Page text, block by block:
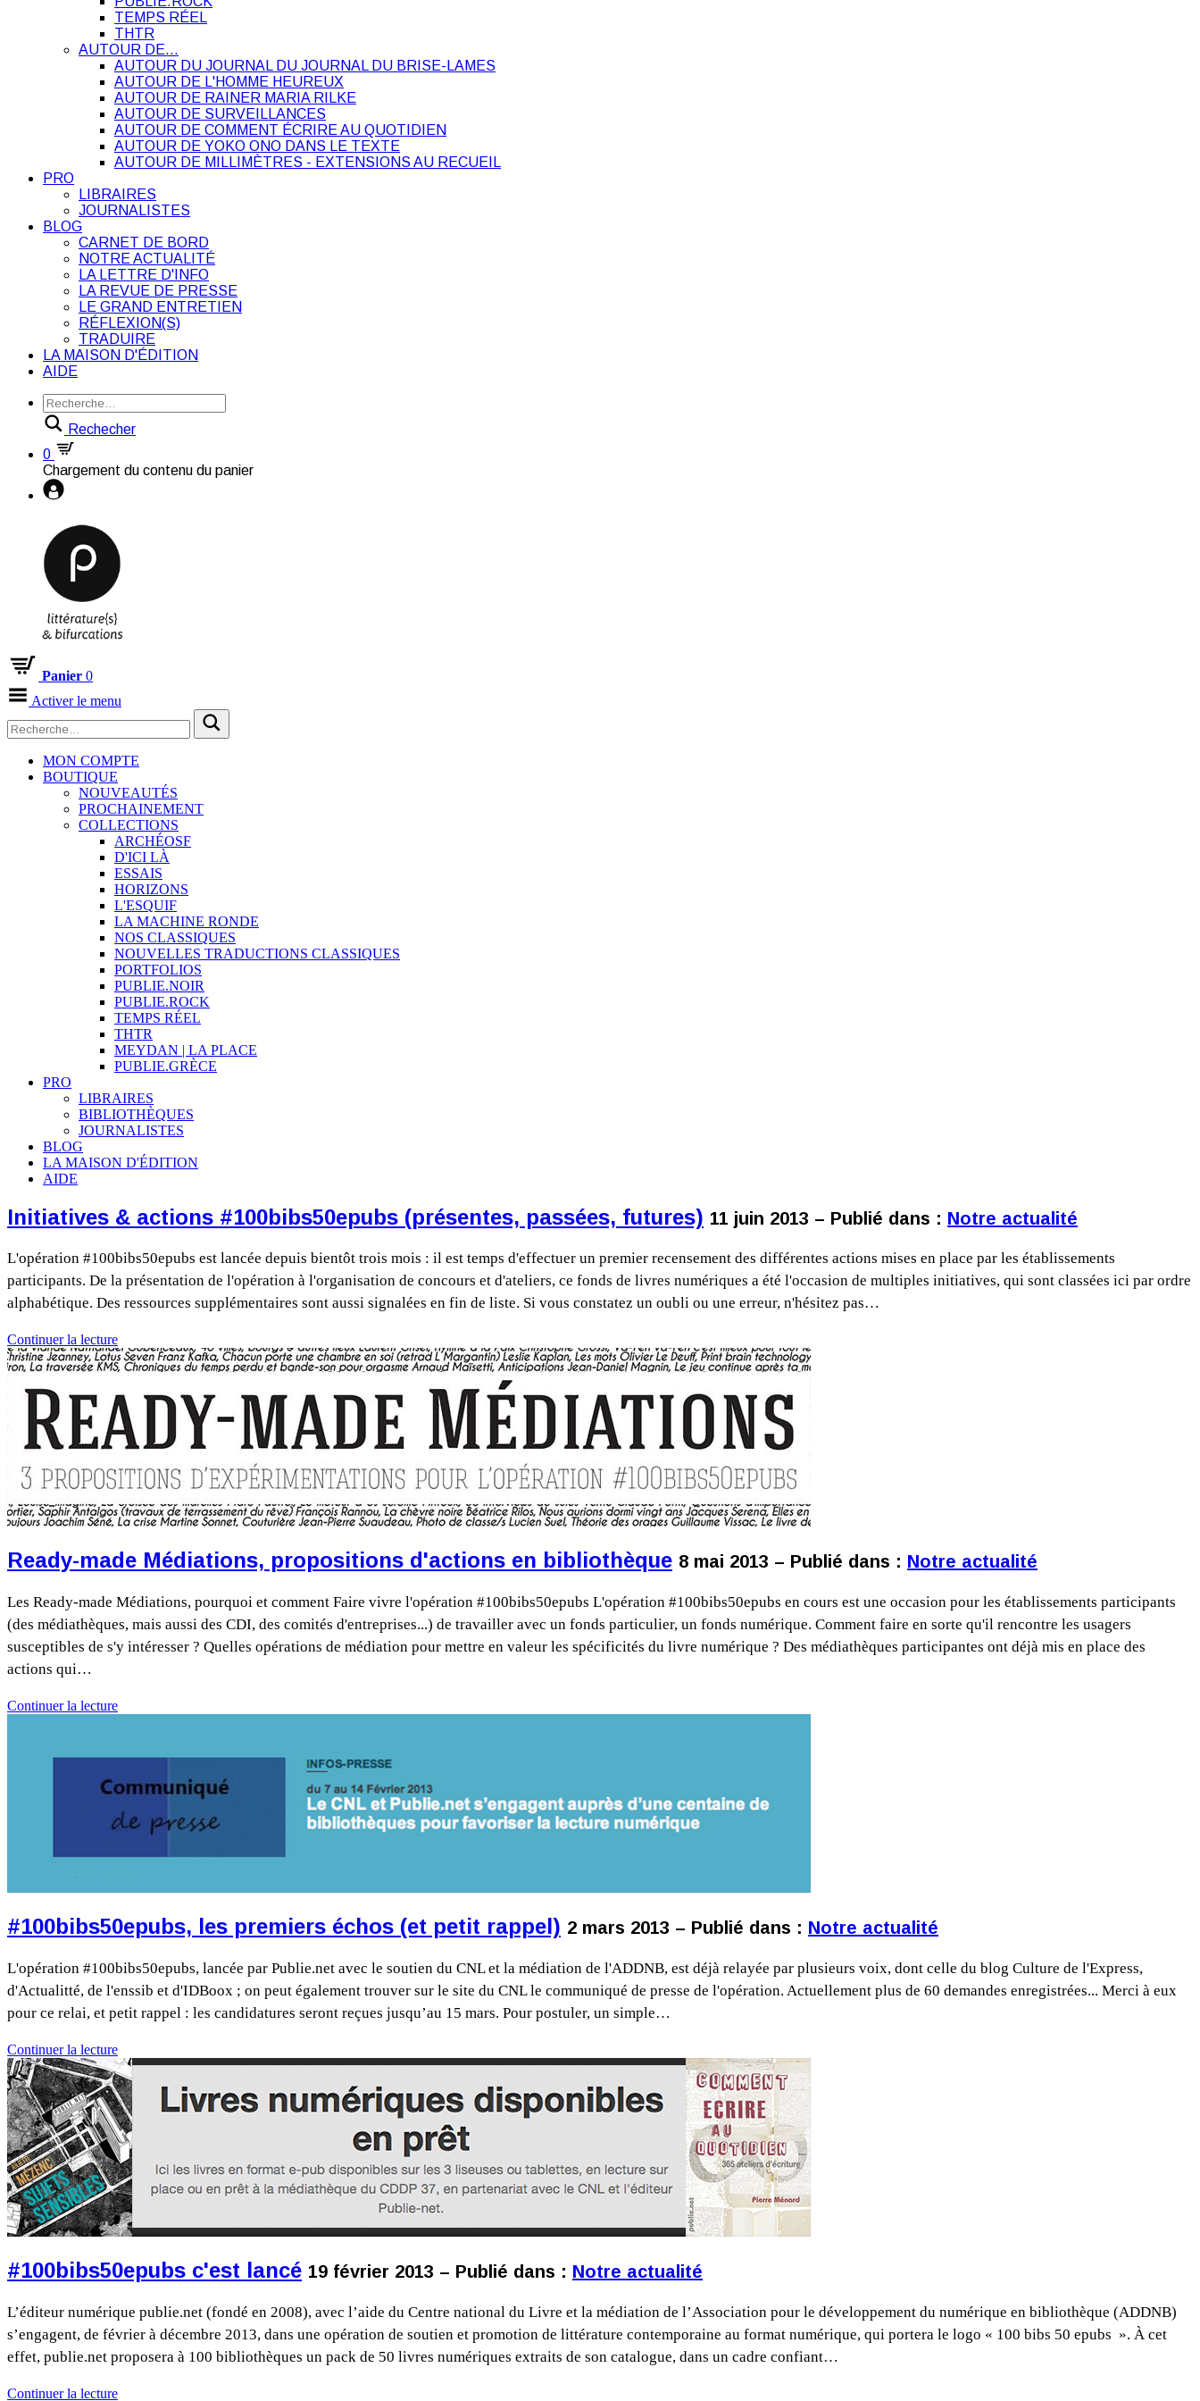
TEMPS RÉEL
THTR
AUTOUR DE…
AUTOUR DU JOURNAL DU JOURNAL DU BRISE-LAMES
AUTOUR DE L'HOMME HEUREUX
AUTOUR DE RAINER MARIA RILKE
AUTOUR DE SURVEILLANCES
AUTOUR DE COMMENT ÉCRIRE AU QUOTIDIEN
AUTOUR DE YOKO ONO DANS LE TEXTE
AUTOUR DE MILLIMÈTRES - EXTENSIONS AU RECUEIL
PRO
LIBRAIRES
JOURNALISTES
BLOG
CARNET DE BORD
NOTRE ACTUALITÉ
LA LETTRE D'INFO
LA REVUE DE PRESSE
LE GRAND ENTRETIEN
RÉFLEXION(S)
TRADUIRE
LA MAISON D'ÉDITION
AIDE
Rechecher
0
Chargement du contenu du panier
Panier 0
Activer le menu
MON COMPTE
BOUTIQUE
NOUVEAUTÉS
PROCHAINEMENT
COLLECTIONS
ARCHÉOSF
D'ICI LÀ
ESSAIS
HORIZONS
L'ESQUIF
LA MACHINE RONDE
NOS CLASSIQUES
NOUVELLES TRADUCTIONS CLASSIQUES
PORTFOLIOS
PUBLIE.NOIR
PUBLIE.ROCK
TEMPS RÉEL
THTR
MEYDAN | LA PLACE
PUBLIE.GRÈCE
PRO
LIBRAIRES
BIBLIOTHÈQUES
JOURNALISTES
BLOG
LA MAISON D'ÉDITION
AIDE
Initiatives & actions #100bibs50epubs (présentes, passées, futures) 11 juin 2013 – Publié dans : Notre actualité
L'opération #100bibs50epubs est lancée depuis bientôt trois mois : il est temps d'effectuer un premier recensement des différentes actions mises en place par les établissements
participants. De la présentation de l'opération à l'organisation de concours et d'ateliers, ce fonds de livres numériques a été l'occasion de multiples initiatives, qui sont classées ici par ordre
alphabétique. Des ressources supplémentaires sont aussi signalées en fin de liste. Si vous constatez un oubli ou une erreur, n'hésitez pas…
Continuer la lecture
Ready-made Médiations, propositions d'actions en bibliothèque 8 mai 2013 – Publié dans : Notre actualité
Les Ready-made Médiations, pourquoi et comment Faire vivre l'opération #100bibs50epubs L'opération #100bibs50epubs en cours est une occasion pour les établissements participants
(des médiathèques, mais aussi des CDI, des comités d'entreprises...) de travailler avec un fonds particulier, un fonds numérique. Comment faire en sorte qu'il rencontre les usagers
susceptibles de s'y intéresser ? Quelles opérations de médiation pour mettre en valeur les spécificités du livre numérique ? Des médiathèques participantes ont déjà mis en place des
actions qui…
Continuer la lecture
#100bibs50epubs, les premiers échos (et petit rappel) 2 mars 2013 – Publié dans : Notre actualité
L'opération #100bibs50epubs, lancée par Publie.net avec le soutien du CNL et la médiation de l'ADDNB, est déjà relayée par plusieurs voix, dont celle du blog Culture de l'Express,
d'Actualitté, de l'enssib et d'IDBoox ; on peut également trouver sur le site du CNL le communiqué de presse de l'opération. Actuellement plus de 60 demandes enregistrées... Merci à eux
pour ce relai, et petit rappel : les candidatures seront reçues jusqu’au 15 mars. Pour postuler, un simple…
Continuer la lecture
#100bibs50epubs c'est lancé 19 février 2013 – Publié dans : Notre actualité
L’éditeur numérique publie.net (fondé en 2008), avec l’aide du Centre national du Livre et la médiation de l’Association pour le développement du numérique en bibliothèque (ADDNB)
s’engagent, de février à décembre 2013, dans une opération de soutien et promotion de littérature contemporaine au format numérique, qui portera le logo « 100 bibs 50 epubs ». À cet
effet, publie.net proposera à 100 bibliothèques un pack de 50 livres numériques extraits de son catalogue, dans un cadre confiant…
Continuer la lecture